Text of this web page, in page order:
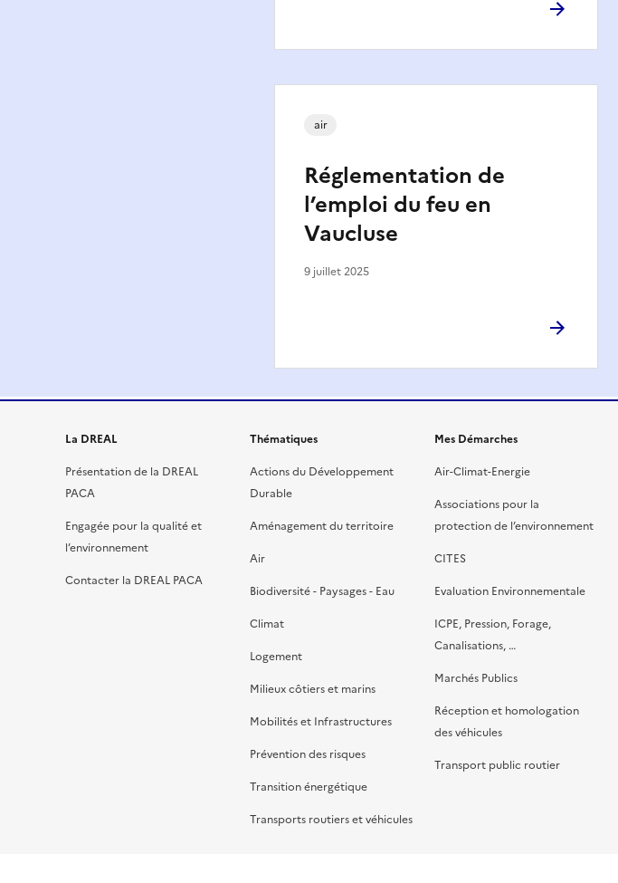
Réglementation de
l’emploi du feu en
Vaucluse
air
9 juillet 2025
La DREAL
Présentation de la DREAL
PACA
Engagée pour la qualité et
l’environnement
Contacter la DREAL PACA
Thématiques
Actions du Développement
Durable
Aménagement du territoire
Air
Biodiversité - Paysages - Eau
Climat
Logement
Milieux côtiers et marins
Mobilités et Infrastructures
Prévention des risques
Transition énergétique
Transports routiers et véhicules
Mes Démarches
Air-Climat-Energie
Associations pour la
protection de l’environnement
CITES
Evaluation Environnementale
ICPE, Pression, Forage,
Canalisations, …
Marchés Publics
Réception et homologation
des véhicules
Transport public routier